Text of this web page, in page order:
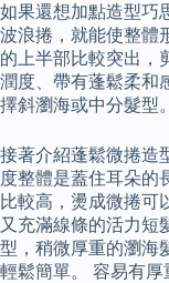
如果還想加點造型巧
波浪捲，就能使整體
的上半部比較突出，
潤度、帶有蓬鬆柔和
擇斜瀏海或中分髮型。
接著介紹蓬鬆微捲造
度整體是蓋住耳朵的
比較高，燙成微捲可
又充滿線條的活力短
型，稍微厚重的瀏海
輕鬆簡單。 容易有